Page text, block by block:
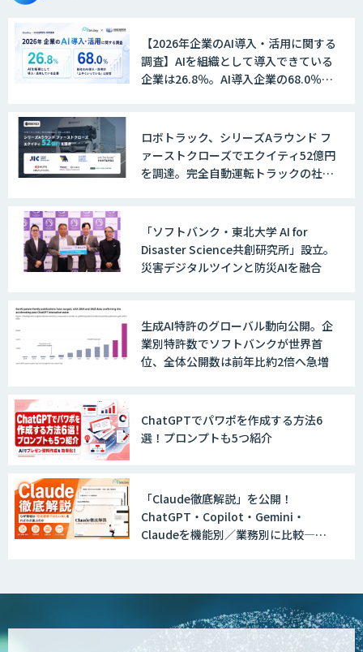
生成AI研修サービス「CCAL研修」
ートキャンプ」
AI駆動開発エキスパート 育成プログラム
DX推進のパートナーに「ジンベイ 生成
AI・DXコンサルティング」
Dify構築サービス
生成AI環境構築サービス
【2026年企業のAI導入・活用に関する
調査】AIを組織として導入できている
企業は26.8％。AI導入企業の68.0％
ロボトラック、シリーズAラウンド フ
ァーストクローズでエクイティ52億円
を調達。完全自動運転トラックの社会
「ソフトバンク・東北大学 AI for
Disaster Science共創研究所」設立。
災害デジタルツインと防災AIを融合
生成AI特許のグローバル動向公開。企
業別特許数でソフトバンクが世界首
位、全体公開数は前年比約2倍へ急増
ChatGPTでパワポを作成する方法6
選！プロンプトも5つ紹介
「Claude徹底解説」を公開！
ChatGPT・Copilot・Gemini・
Claudeを機能別／業務別に比較―自